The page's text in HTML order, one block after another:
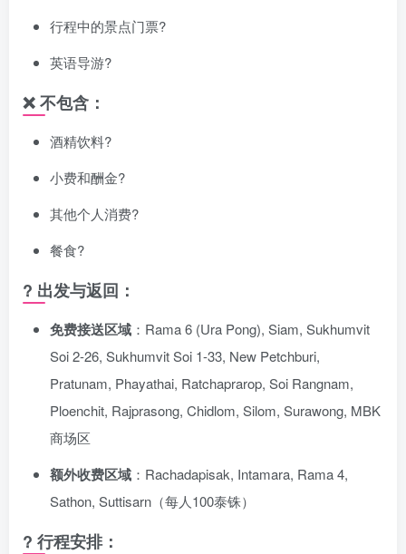
行程中的景点门票?
英语导游?️
❌ 不包含：
酒精饮料?
小费和酬金?
其他个人消费?️
餐食?️
? 出发与返回：
免费接送区域 ：Rama 6 (Ura Pong), Siam, Sukhumvit
Soi 2-26, Sukhumvit Soi 1-33, New Petchburi,
Pratunam, Phayathai, Ratchaprarop, Soi Rangnam,
Ploenchit, Rajprasong, Chidlom, Silom, Surawong, MBK
商场区
额外收费区域 ：Rachadapisak, Intamara, Rama 4,
Sathon, Suttisarn（每人100泰铢）
? 行程安排：